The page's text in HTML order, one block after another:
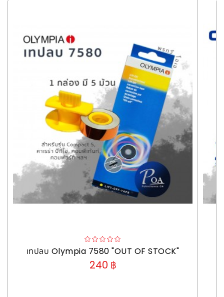
เทปลบ Olympia 7580 "OUT OF STOCK"
240 ฿